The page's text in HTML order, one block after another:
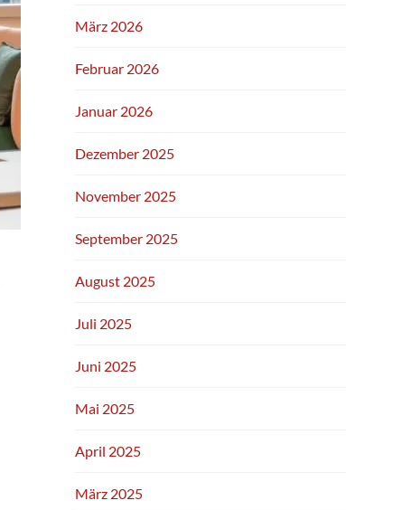
März 2026
Februar 2026
Januar 2026
Dezember 2025
November 2025
September 2025
August 2025
Juli 2025
Juni 2025
Mai 2025
April 2025
März 2025